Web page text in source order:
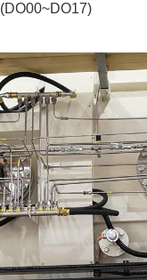
(DO00~DO17)